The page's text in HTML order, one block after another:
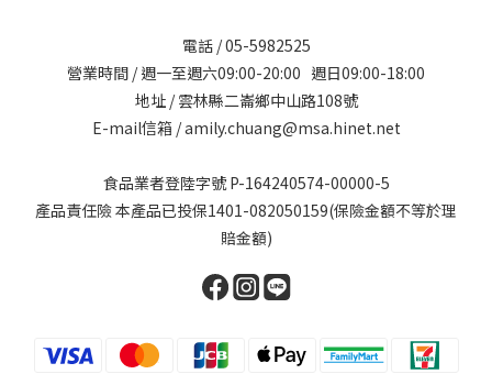
電話 / 05-5982525
營業時間 / 週一至週六09:00-20:00 週日09:00-18:00
地址 / 雲林縣二崙鄉中山路108號
E-mail信箱 / amily.chuang@msa.hinet.net
食品業者登陸字號 P-164240574-00000-5
產品責任險 本產品已投保1401-082050159(保險金額不等於理
賠金額)